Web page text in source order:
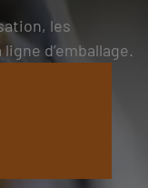
les
d’emballage.